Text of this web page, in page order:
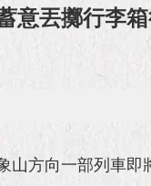
意丟擲行李
山方向一部列車